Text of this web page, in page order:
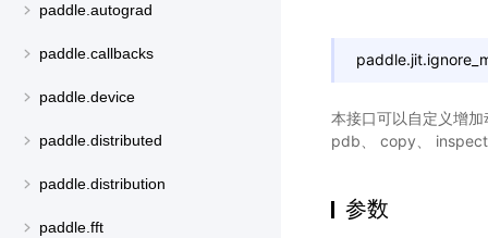
paddle.autograd
paddle.callbacks
paddle.device
paddle.distributed
paddle.distribution
paddle.fft
paddle.jit.
本接口可以自定义增
pdb、 copy、
参数